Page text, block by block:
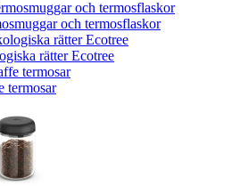
och termosflaskor
rätter Ecotree
termosar